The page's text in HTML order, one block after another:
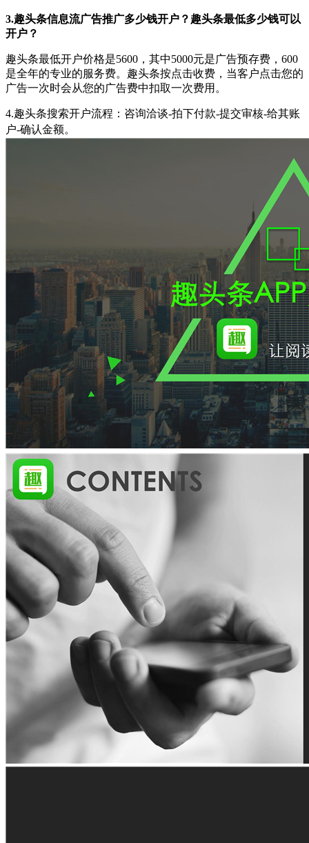
3.趣头条信息流广告推广多少钱开户？趣头条最低多少钱可以
开户？
趣头条最低开户价格是5600，其中5000元是广告预存费，600
是全年的专业的服务费。趣头条按点击收费，当客户点击您的
广告一次时会从您的广告费中扣取一次费用。
4.趣头条搜索开户流程：咨询洽谈-拍下付款-提交审核-给其账
户-确认金额。